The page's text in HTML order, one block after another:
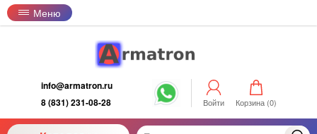
Меню
info@armatron.ru
8 (831) 231-08-28
Войти Корзина (0)